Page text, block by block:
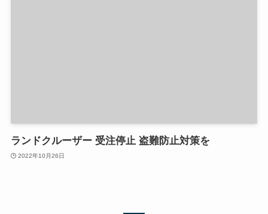
ランドクルーザー 受注停止 盗難防止対策を
2022年10月26日